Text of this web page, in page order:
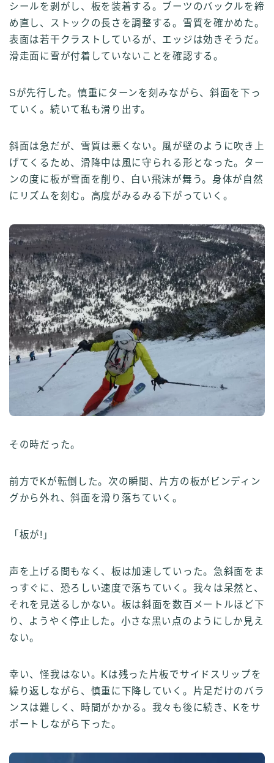
シールを剥がし、板を装着する。ブーツのバックルを締
め直し、ストックの長さを調整する。雪質を確かめた。
表面は若干クラストしているが、エッジは効きそうだ。
滑走面に雪が付着していないことを確認する。
Sが先行した。慎重にターンを刻みながら、斜面を下っ
ていく。続いて私も滑り出す。
斜面は急だが、雪質は悪くない。風が壁のように吹き上
げてくるため、滑降中は風に守られる形となった。ター
ンの度に板が雪面を削り、白い飛沫が舞う。身体が自然
にリズムを刻む。高度がみるみる下がっていく。
その時だった。
前方でKが転倒した。次の瞬間、片方の板がビンディン
グから外れ、斜面を滑り落ちていく。
「板が!」
声を上げる間もなく、板は加速していった。急斜面をま
っすぐに、恐ろしい速度で落ちていく。我々は呆然と、
それを見送るしかない。板は斜面を数百メートルほど下
り、ようやく停止した。小さな黒い点のようにしか見え
ない。
幸い、怪我はない。Kは残った片板でサイドスリップを
繰り返しながら、慎重に下降していく。片足だけのバラ
ンスは難しく、時間がかかる。我々も後に続き、Kをサ
ポートしながら下った。